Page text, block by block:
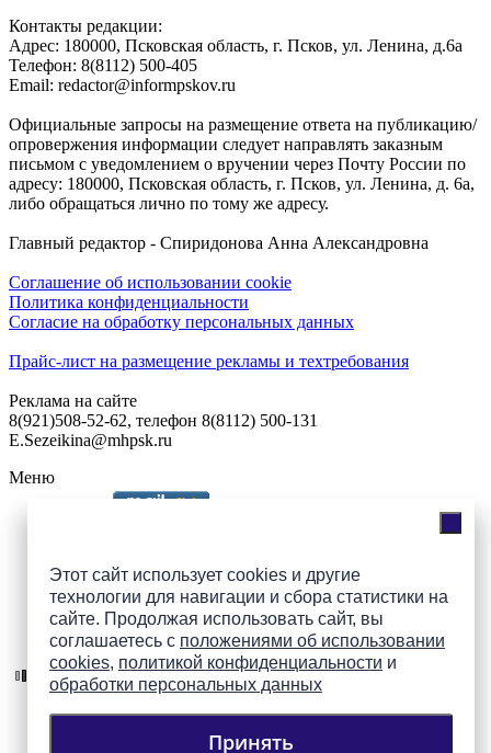
Этот сайт использует cookies и другие
технологии для навигации и сбора статистики на
сайте. Продолжая использовать сайт, вы
соглашаетесь с положениями об использовании
cookies, политикой конфиденциальности и
обработки персональных данных
Принять
Контакты редакции:
Адреc: 180000, Псковская область, г. Псков, ул. Ленина, д.6а
Телефон: 8(8112) 500-405
Email: redactor@informpskov.ru
Официальные запросы на размещение ответа на публикацию/
опровержения информации следует направлять заказным
письмом с уведомлением о вручении через Почту России по
адресу: 180000, Псковская область, г. Псков, ул. Ленина, д. 6а,
либо обращаться лично по тому же адресу.
Главный редактор - Спиридонова Анна Александровна
Соглашение об использовании cookie
Политика конфиденциальности
Согласие на обработку персональных данных
Прайс-лист на размещение рекламы и техтребования
Реклама на сайте
8(921)508-52-62, телефон 8(8112) 500-131
E.Sezeikina@mhpsk.ru
Меню
Подпишись на группы
ПАИ в соцсетях!